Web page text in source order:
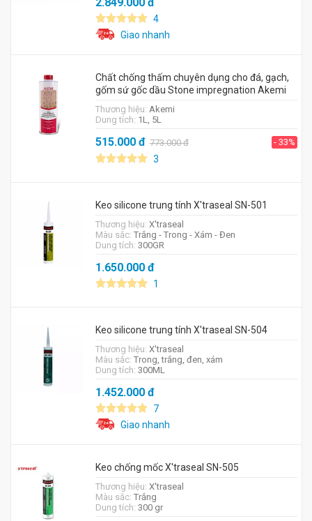
4
Giao nhanh
Chất chống thấm chuyên dụng cho đá, gạch,
gốm sứ gốc dầu Stone impregnation Akemi
Thương hiệu: Akemi
Dung tích: 1L, 5L
515.000đ 773.000đ - 33%
3
Keo silicone trung tính X'traseal SN-501
Thương hiệu: X'traseal
Màu sắc: Trắng - Trong - Xám - Đen
Dung tích: 300GR
1.650.000đ
1
Keo silicone trung tính X'traseal SN-504
Thương hiệu: X'traseal
Màu sắc: Trong, trắng, đen, xám
Dung tích: 300ML
1.452.000đ
7
Giao nhanh
Keo chống mốc X'traseal SN-505
Thương hiệu: X'traseal
Màu sắc: Trắng
Dung tích: 300 gr